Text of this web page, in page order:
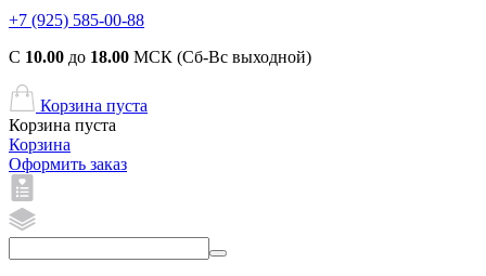
+7 (925) 585-00-88
С 10.00 до 18.00 МСК (Сб-Вс выходной)
Корзина пуста
Корзина пуста
Корзина
Оформить заказ